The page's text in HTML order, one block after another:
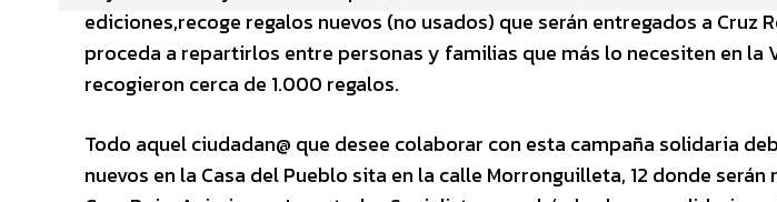
ediciones,recoge regalos nuevos (no usados) que serán entregados a Cruz
proceda a repartirlos entre personas y familias que más lo necesiten en la
recogieron cerca de 1.000 regalos.
Todo aquel ciudadan@ que desee colaborar con esta campaña solidaria
nuevos en la Casa del Pueblo sita en la calle Morronguilleta, 12 donde